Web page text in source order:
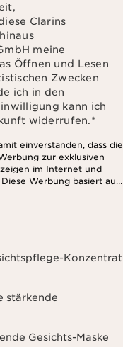
Clarins
meine
Öffnen und Lesen
Zwecken
ich in den
kann ich
widerrufen.*
einverstanden, dass die
zur exklusiven
im Internet und
Werbung basiert auf
anfallen,
dass die Clarins GmbH
mit dem Newsletter
erfassen und zu
Informationen
Diese Einwilligung
Konzentrat
stärkende
Gesichts-Maske